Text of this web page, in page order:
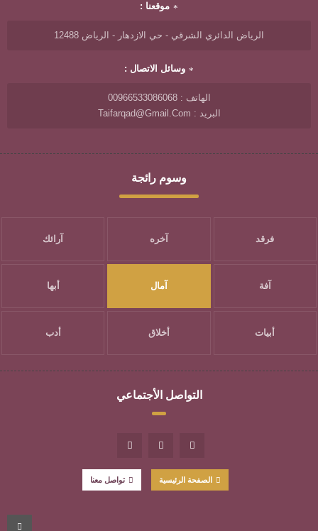
موقعنا :
الرياض الدائري الشرقي - حي الازدهار - الرياض 12488
وسائل الاتصال :
الهاتف : 00966533086068
البريد : Taifarqad@gmail.com
وسوم رائجة
فرقد آخره آرائك
آفة آمال أبها
أبيات أخلاق أدب
التواصل الأجتماعي
الصفحة الرئيسية تواصل معنا